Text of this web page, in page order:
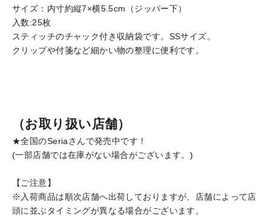
サイズ：内寸約縦7×横5.5cm（ジッパー下）
入数:25枚
スティッチのチャック付き収納袋です。SSサイズ。
クリップや付箋など細かい物の整理に便利です。
（お取り扱い店舗）
★全国のSeriaさんで発売中です！
(一部店舗では在庫がない場合がございます。)
【ご注意】
※入荷商品は順次店舗へ出荷しておりますが、店舗によって店
頭に並ぶタイミングが異なる場合がございます。